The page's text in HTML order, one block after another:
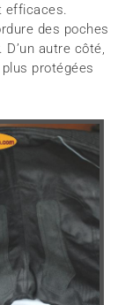
efficaces.
des poches
autre côté,
protégées